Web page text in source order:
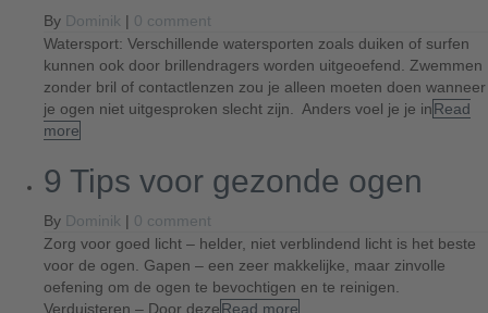
By Dominik | 0 comment
Watersport: Verschillende watersporten zoals duiken of surfen
kunnen ook door brillendragers worden uitgeoefend. Zwemmen
zonder bril of contactlenzen zou je alleen moeten doen wanneer
je ogen niet uitgesproken slecht zijn. Anders voel je je inRead
more
9 Tips voor gezonde ogen
By Dominik | 0 comment
Zorg voor goed licht – helder, niet verblindend licht is het beste
voor de ogen. Gapen – een zeer makkelijke, maar zinvolle
oefening om de ogen te bevochtigen en te reinigen.
Verduisteren – Door dezeRead more